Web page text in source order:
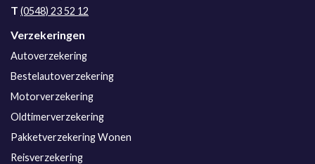
T (0548) 23 52 12
Verzekeringen
Autoverzekering
Bestelautoverzekering
Motorverzekering
Oldtimerverzekering
Pakketverzekering Wonen
Reisverzekering